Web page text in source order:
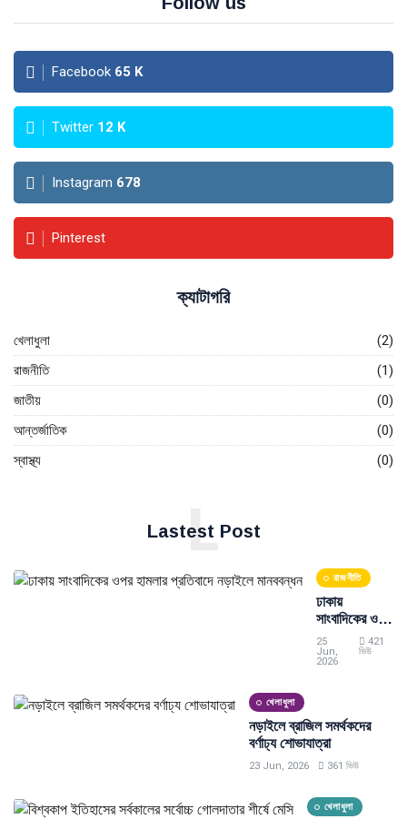
Facebook 65 K
Twitter 12 K
Instagram 678
Pinterest
ক্যাটাগরি
খেলাধুলা
(2)
রাজনীতি
(1)
জাতীয়
(0)
আন্তর্জাতিক
(0)
স্বাস্থ্য
(0)
Lastest Post
L
রাজনীতি
ঢাকায়
সাংবাদিকের ওপর
হামলার প্রতিবাদে
নড়াইলে
25
Jun,
2026
421
ভিউ
খেলাধুলা
নড়াইলে ব্রাজিল সমর্থকদের
বর্ণাঢ্য শোভাযাত্রা
23 Jun, 2026 361 ভিউ
খেলাধুলা